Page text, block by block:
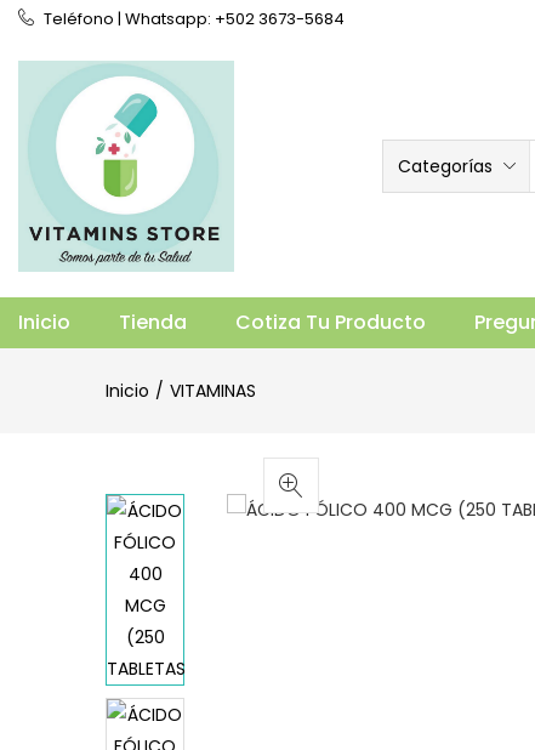
Teléfono | Whatsapp: +502 3673-5684
Categorías
Inicio Tienda Cotiza Tu Producto
Inicio VITAMINAS
Vista general